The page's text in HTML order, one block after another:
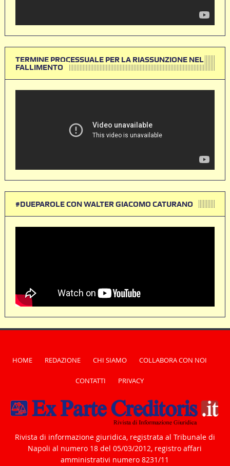
TERMINE PROCESSUALE PER LA RIASSUNZIONE NEL
FALLIMENTO
#DUEPAROLE CON WALTER GIACOMO CATURANO
HOME REDAZIONE CHI SIAMO COLLABORA CON NOI
CONTATTI PRIVACY
Rivista di informazione giuridica, registrata al Tribunale di
Napoli al numero 18 del 05/03/2012, registro affari
amministrativi numero 8231/11